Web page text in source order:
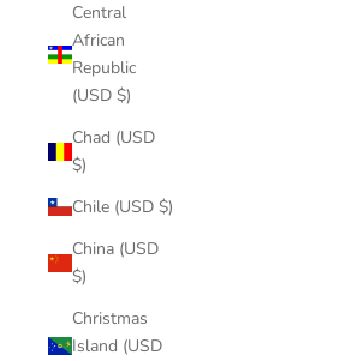
Central
African
Republic
(USD $)
Chad (USD
$)
Chile (USD $)
China (USD
$)
Christmas
Island (USD